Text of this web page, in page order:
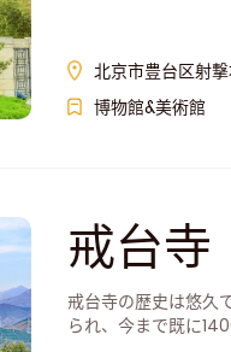
北京市豊台区射撃
博物館&美術館
戒台寺
戒台寺の歴史は悠久
られ、今まで既に